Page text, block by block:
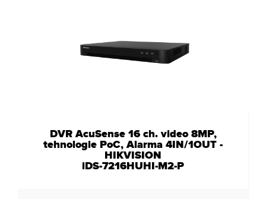
DVR AcuSense 16 ch. video 8MP,
tehnologie PoC, Alarma 4IN/1OUT -
HIKVISION
iDS-7216HUHI-M2-P